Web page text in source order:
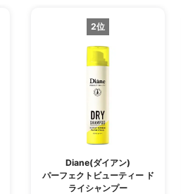
2位
Diane(ダイアン)
パーフェクトビューティー ド
ライシャンプー